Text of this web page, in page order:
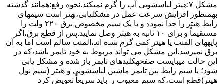
مشکل ۷:ﻫﯿﺘﺮ لباسشویی آب را ﮔﺮم نمیکند.نحوه رﻓﻊ:ﻫﻤﺎﻧﻨﺪ ﮔﺬﺷﺘﻪ
بهمنظور اﻓﺰاﯾﺶ ﺳﺮﻋﺖ ﻋﻤﻞ در مشکلیابی،بهتر است سیمهای
راﺑﻂ ﻫﯿﺘﺮ را ﺟﺪا ﻧﻤﻮده و ﺑﺎ ﯾﮏ ﺳﯿﻢ ﻣﺨﺼﻮص،برق ۲۲۰ ولت را
مستقیماً و برای ۱۰ ﺛﺎﻧﯿﻪ ﺑﻪ ﻫﯿﺘﺮ وصل نمایید.ﭘﺲ از ﻗﻄﻊ ﺑﺮق،اﮔﺮ
پایههای اﻟﻤﻨﺖ یا هیتر کمی ﮔﺮم ﺷﺪه اند،اﻟﻤﻨﺖ ﺳﺎﻟﻢ است اما ﺑﻪ آن
ﺑﺮق نمیرسد.اﯾﻦ ﻣﺸﮑﻞ می تواند مربوط به ﺧﻮد ﺗﺎﯾﻤﺮ باشد،ﮐﻪ در
این حالت میبایست صفحهکلیدهای ﺗﺎﯾﻤﺮ باز شده و مشکل یابی
شود؛ ﯾﺎ ﺳﯿﻢ راﺑﻂ ﺑﯿﻦ ﺗﺎﯾﻤﺮ ماشین لباسشویی و ﻫﯿﺘﺮ (سیم ﻧﻮل
ﻫﯿﺘﺮ)ﻗﻄﻊ اﺳﺖ،ﮐﻪ ﺳﯿﻢ ﻣﻌﯿﻮب را ﺑﺎﯾﺪ سریعاً ﺗﻌﻮﯾﺾ کرد.